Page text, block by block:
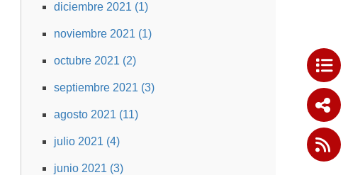
diciembre 2021 (1)
noviembre 2021 (1)
octubre 2021 (2)
septiembre 2021 (3)
agosto 2021 (11)
julio 2021 (4)
junio 2021 (3)